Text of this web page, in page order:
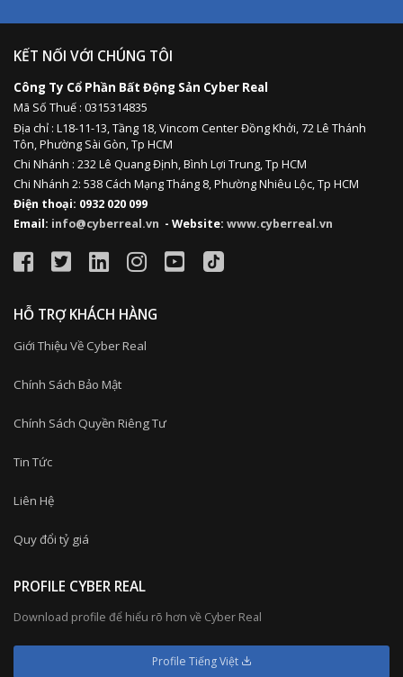
KẾT NỐI VỚI CHÚNG TÔI
Công Ty Cổ Phần Bất Động Sản Cyber Real
Mã Số Thuế : 0315314835
Địa chỉ : L18-11-13,Tầng 18, Vincom Center Đồng Khởi, 72 Lê Thánh
Tôn, Phường Sài Gòn, Tp HCM
Chi Nhánh : 232 Lê Quang Định,Bình Lợi Trung,Tp HCM
Chi Nhánh 2: 538 Cách Mạng Tháng 8, Phường Nhiêu Lộc, Tp HCM
Điện thoại: 0932 020 099
Email: info@cyberreal.vn - Website: www.cyberreal.vn
HỖ TRỢ KHÁCH HÀNG
Giới Thiệu Về Cyber Real
Chính Sách Bảo Mật
Chính Sách Quyền Riêng Tư
Tin Tức
Liên Hệ
Quy đổi tỷ giá
PROFILE CYBER REAL
Download profile để hiểu rõ hơn về Cyber Real
Profile Tiếng Việt